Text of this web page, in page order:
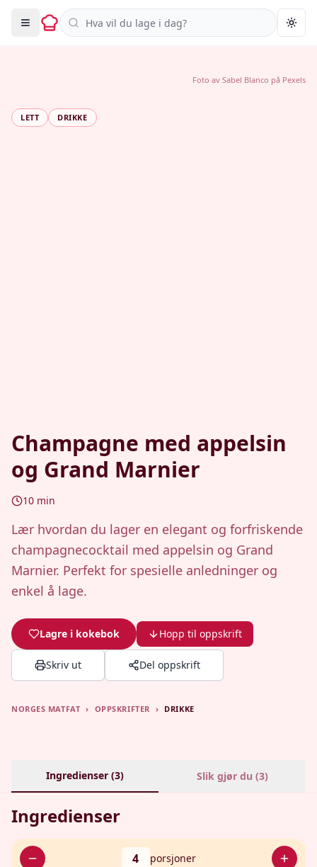
Søk i oppskrifter
LETT DRIKKE
Champagne med appelsin
og Grand Marnier
10 min
Lær hvordan du lager en elegant og forfriskende
champagnecocktail med appelsin og Grand
Marnier. Perfekt for spesielle anledninger og
enkel å lage.
Lagre i kokebok Hopp til oppskrift
Skriv ut Del oppskrift
Foto av Sabel Blanco på Pexels
NORGES MATFAT › OPPSKRIFTER › DRIKKE
Ingredienser (3) Slik gjør du (3)
Ingredienser
4 porsjoner